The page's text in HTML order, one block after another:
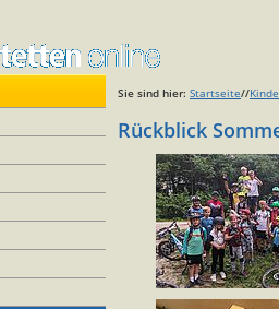
Sie sind hier: Startseite//
Rückblick